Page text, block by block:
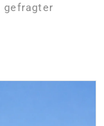
gefragter